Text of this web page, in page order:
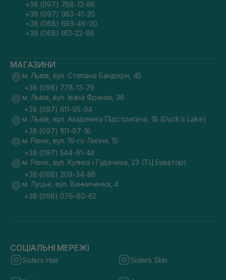
+38 (097) 788-12-88
+38 (097) 983-41-20
+38 (068) 693-46-00
+38 (068) 951-22-86
МАГАЗИНИ
м. Львів, вул. Степана Бандери, 45
+38 (098) 778-13-79
м. Львів, вул. Івана Франка, 36
+38 (097) 611-95-94
м. Львів, вул. Академіка Підстригача, 1В (Duck's Lake)
+38 (097) 101-97-16
м. Рівне, вул. 16-го Липня, 15
+38 (097) 544-61-44
м. Рівне, вул. Кулика і Гудачека, 23 (ТЦ Екватор)
+38 (068) 209-34-88
м. Луцьк, вул. Винниченка, 4
+38 (098) 076-60-62
СОЦІАЛЬНІ МЕРЕЖІ
Sisters Hair Sisters Skin